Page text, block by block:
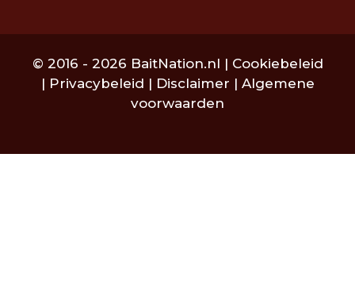
© 2016 - 2026 BaitNation.nl | Cookiebeleid
| Privacybeleid | Disclaimer | Algemene
voorwaarden